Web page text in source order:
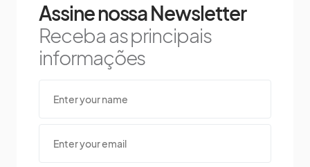
Assine nossa Newsletter
Receba as principais
informações